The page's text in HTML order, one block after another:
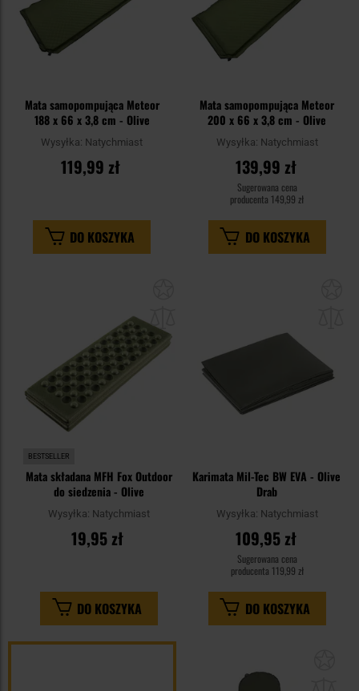
Mata samopompująca Meteor
188 x 66 x 3,8 cm - Olive
Wysyłka: Natychmiast
119,99 zł
DO KOSZYKA
Mata samopompująca Meteor
200 x 66 x 3,8 cm - Olive
Wysyłka: Natychmiast
139,99 zł
Sugerowana cena
producenta 149,99 zł
DO KOSZYKA
BESTSELLER
Mata składana MFH Fox Outdoor
do siedzenia - Olive
Wysyłka: Natychmiast
19,95 zł
DO KOSZYKA
Karimata Mil-Tec BW EVA - Olive
Drab
Wysyłka: Natychmiast
109,95 zł
Sugerowana cena
producenta 119,99 zł
DO KOSZYKA